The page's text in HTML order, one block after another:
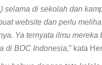
selama di sekolah dan
website dan perlu
Ya ternyata ilmu mereka
di BOC Indonesia,” kata